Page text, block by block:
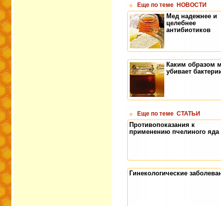
Еще по теме НОВОСТИ
Мед надежнее и
целебнее
антибиотиков
Каким образом
убивает
Еще по теме СТАТЬИ
Противопоказания к
применению пчелиного яда
Гинекологические